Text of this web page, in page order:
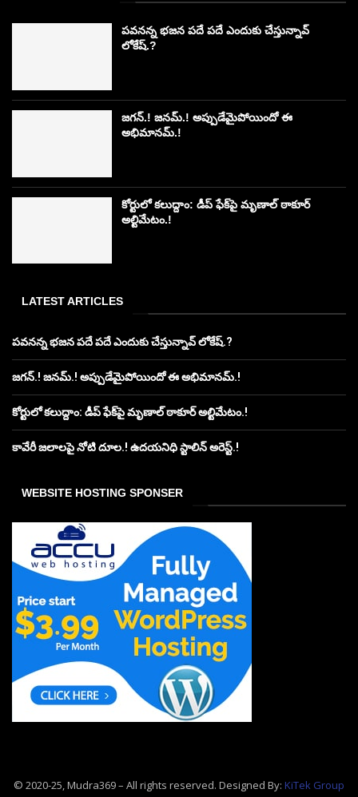
పవనన్న భజన పదే పదే ఎందుకు చేస్తున్నావ్
లోకేష్.?
జగన్.! జనమ్.! అప్పుడేమైపోయిందో ఈ
అభిమానమ్.!
కోర్టులో కలుద్దాం: డీప్ ఫేక్‌పై మృణాల్ ఠాకూర్
అల్టిమేటం.!
LATEST ARTICLES
పవనన్న భజన పదే పదే ఎందుకు చేస్తున్నావ్ లోకేష్.?
జగన్.! జనమ్.! అప్పుడేమైపోయిందో ఈ అభిమానమ్.!
కోర్టులో కలుద్దాం: డీప్ ఫేక్‌పై మృణాల్ ఠాకూర్ అల్టిమేటం.!
కావేరీ జలాలపై నోటి దూల.! ఉదయనిధి స్టాలిన్ అరెస్ట్.!
WEBSITE HOSTING SPONSER
© 2020-25, Mudra369 – All rights reserved. Designed By: KiTek Group